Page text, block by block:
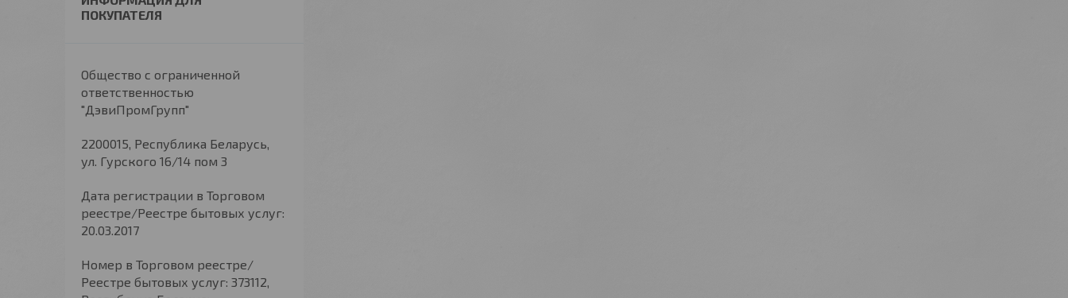
ПОКУПАТЕЛЯ
Общество с ограниченной
ответственностью
"ДэвиПромГрупп"
2200015, Республика Беларусь,
ул. Гурского 16/14 пом 3
Дата регистрации в Торговом
реестре/Реестре бытовых услуг:
20.03.2017
Номер в Торговом реестре/
Реестре бытовых услуг: 373112,